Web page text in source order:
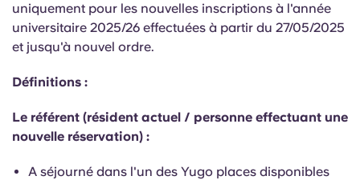
Compte
English (GB)
English (US)
Sélectionnez un pays
Réservez maintenant
Català Deutsch
uniquement pour les nouvelles inscriptions à l'année
universitaire 2025/26 effectuées à partir du 27/05/2025
et jusqu'à nouvel ordre.
Définitions :
Le référent (résident actuel / personne effectuant une
nouvelle réservation) :
A séjourné dans l'un des Yugo places disponibles